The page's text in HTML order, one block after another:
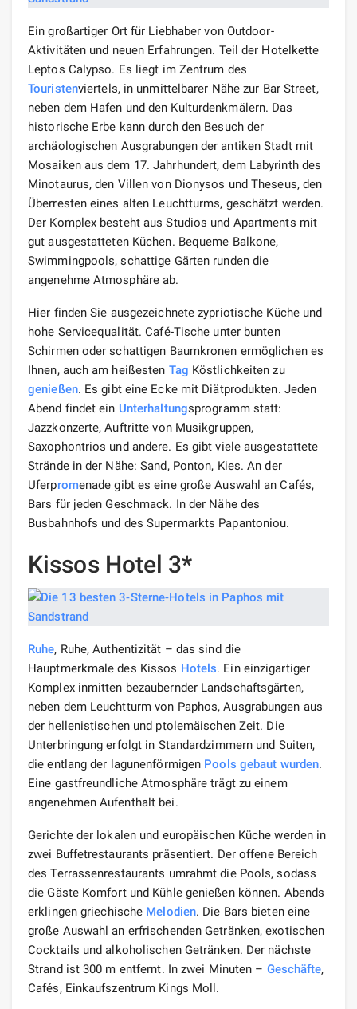
Ein großartiger Ort für Liebhaber von Outdoor-
Aktivitäten und neuen Erfahrungen. Teil der Hotelkette
Leptos Calypso. Es liegt im Zentrum des
Touristenviertels, in unmittelbarer Nähe zur Bar Street,
neben dem Hafen und den Kulturdenkmälern. Das
historische Erbe kann durch den Besuch der
archäologischen Ausgrabungen der antiken Stadt mit
Mosaiken aus dem 17. Jahrhundert, dem Labyrinth des
Minotaurus, den Villen von Dionysos und Theseus, den
Überresten eines alten Leuchtturms, geschätzt werden.
Der Komplex besteht aus Studios und Apartments mit
gut ausgestatteten Küchen. Bequeme Balkone,
Swimmingpools, schattige Gärten runden die
angenehme Atmosphäre ab.
Hier finden Sie ausgezeichnete zypriotische Küche und
hohe Servicequalität. Café-Tische unter bunten
Schirmen oder schattigen Baumkronen ermöglichen es
Ihnen, auch am heißesten Tag Köstlichkeiten zu
genießen. Es gibt eine Ecke mit Diätprodukten. Jeden
Abend findet ein Unterhaltungsprogramm statt:
Jazzkonzerte, Auftritte von Musikgruppen,
Saxophontrios und andere. Es gibt viele ausgestattete
Strände in der Nähe: Sand, Ponton, Kies. An der
Uferpromenade gibt es eine große Auswahl an Cafés,
Bars für jeden Geschmack. In der Nähe des
Busbahnhofs und des Supermarkts Papantoniou.
Kissos Hotel 3*
Ruhe, Ruhe, Authentizität – das sind die
Hauptmerkmale des Kissos Hotels. Ein einzigartiger
Komplex inmitten bezaubernder Landschaftsgärten,
neben dem Leuchtturm von Paphos, Ausgrabungen aus
der hellenistischen und ptolemäischen Zeit. Die
Unterbringung erfolgt in Standardzimmern und Suiten,
die entlang der lagunenförmigen Pools gebaut wurden.
Eine gastfreundliche Atmosphäre trägt zu einem
angenehmen Aufenthalt bei.
Gerichte der lokalen und europäischen Küche werden in
zwei Buffetrestaurants präsentiert. Der offene Bereich
des Terrassenrestaurants umrahmt die Pools, sodass
die Gäste Komfort und Kühle genießen können. Abends
erklingen griechische Melodien. Die Bars bieten eine
große Auswahl an erfrischenden Getränken, exotischen
Cocktails und alkoholischen Getränken. Der nächste
Strand ist 300 m entfernt. In zwei Minuten – Geschäfte,
Cafés, Einkaufszentrum Kings Moll.